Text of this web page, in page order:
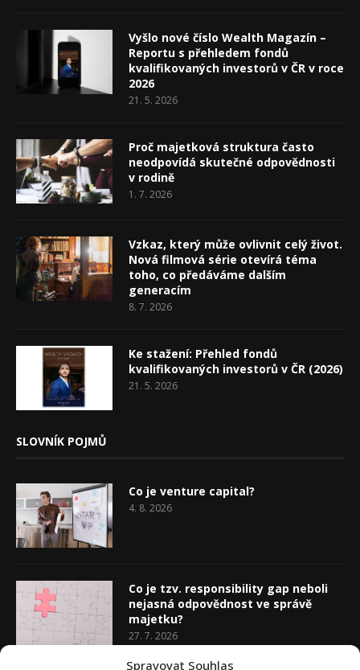
Spravovat Souhlas
Vyšlo nové číslo Wealth Magazín –
Reportu s přehledem fondů
kvalifikovaných investorů v ČR v roce
2026
21. 5. 2026
Proč majetková struktura často
neodpovídá skutečné odpovědnosti
v rodině
1. 7. 2026
Vzkaz, který může ovlivnit celý život.
Nová filmová série otevírá téma
toho, co předáváme dalším
generacím
8. 7. 2026
Ke stažení: Přehled fondů
kvalifikovaných investorů v ČR (2026)
21. 5. 2026
SLOVNÍK POJMŮ
Co je venture capital?
4. 8. 2026
Co je tzv. responsibility gap neboli
nejasná odpovědnost ve správě
majetku?
27. 7. 2026